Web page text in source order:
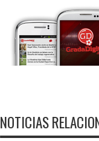
NOTICIAS